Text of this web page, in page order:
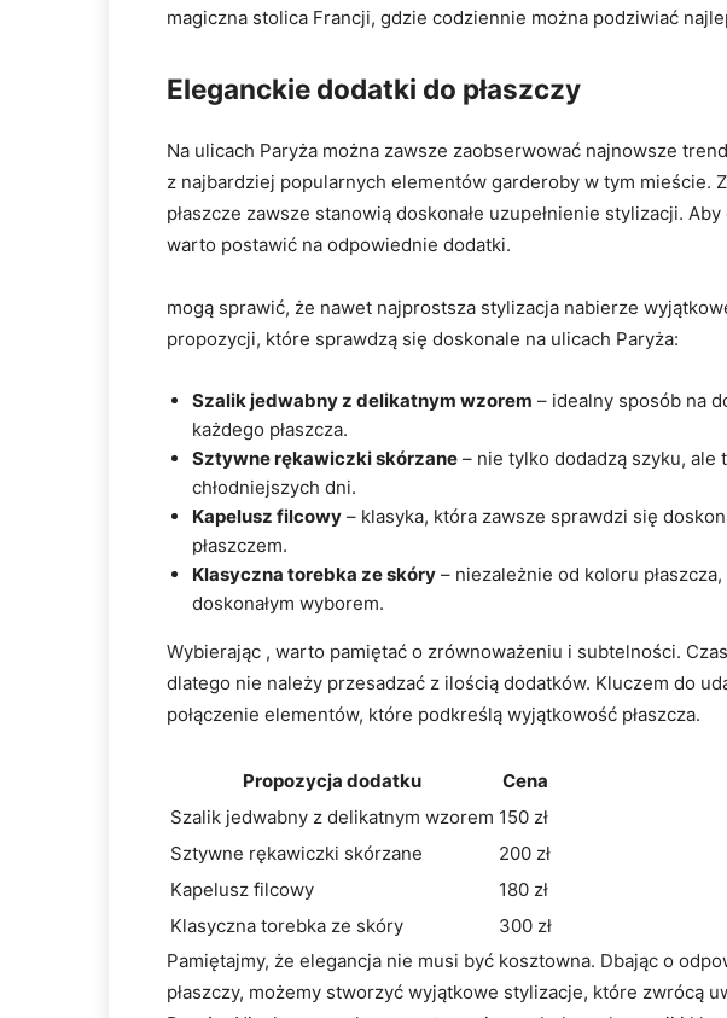
magiczna stolica ​Francji,⁢ gdzie codziennie można podziwiać
Eleganckie ‌dodatki do płaszczy
Na ulicach Paryża można zawsze zaobserwować najnowsze
z najbardziej popularnych elementów garderoby w ​tym mieście.‌
płaszcze ‌zawsze stanowią doskonałe ​uzupełnienie stylizacji.
warto postawić na odpowiednie dodatki.
mogą sprawić, że nawet najprostsza⁤ stylizacja⁣ nabierze
propozycji, które sprawdzą się doskonale na ulicach ‌Paryża:
Szalik ‌jedwabny z ⁣delikatnym ⁤wzorem – idealny sposób ⁤na
każdego płaszcza.
Sztywne⁢ rękawiczki skórzane –‍ nie tylko⁣ dodadzą szyku, ale
chłodniejszych dni.
Kapelusz ‍filcowy – klasyka, która⁣ zawsze sprawdzi ​się​
płaszczem.
Klasyczna torebka⁣ ze skóry – niezależnie od ⁣koloru
doskonałym wyborem.
Wybierając , warto pamiętać o zrównoważeniu i subtelności.
dlatego nie należy przesadzać z ilością dodatków.‍ Kluczem do
połączenie elementów, które‍ podkreślą wyjątkowość​ płaszcza.
Propozycja dodatku
Cena
Szalik ⁣jedwabny ‌z ⁤delikatnym wzorem 150⁣ zł
Sztywne rękawiczki skórzane
200 zł
Kapelusz filcowy
180 zł
Klasyczna​ torebka ze ‌skóry
300‌ zł
Pamiętajmy, że elegancja nie musi być kosztowna. Dbając o
płaszczy, możemy stworzyć wyjątkowe ⁤stylizacje, które‌ zwrócą